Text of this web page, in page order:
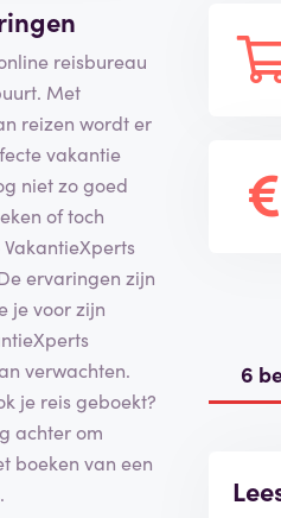
reisbureau
Met
reizen wordt er
vakantie
niet zo goed
of toch
ervaringen zijn
je voor zijn
verwachten.
je reis geboekt?
achter om
boeken van een
6